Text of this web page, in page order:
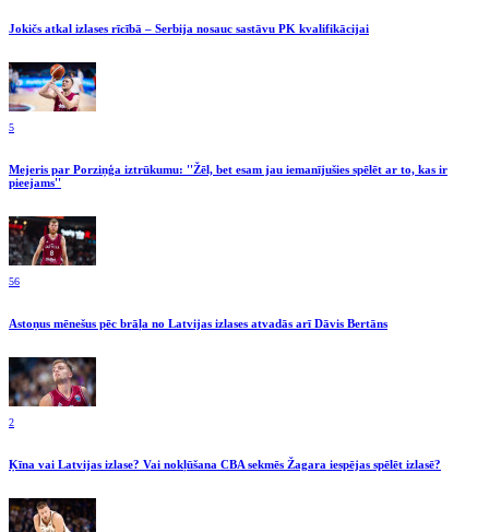
Jokičs atkal izlases rīcībā – Serbija nosauc sastāvu PK kvalifikācijai
5
Mejeris par Porziņģa iztrūkumu: ''Žēl, bet esam jau iemanījušies spēlēt ar to, kas ir
pieejams''
56
Astoņus mēnešus pēc brāļa no Latvijas izlases atvadās arī Dāvis Bertāns
2
Ķīna vai Latvijas izlase? Vai nokļūšana CBA sekmēs Žagara iespējas spēlēt izlasē?